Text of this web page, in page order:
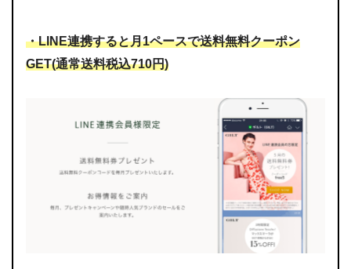
・LINE連携すると月1ペースで送料無料クーポン
GET(通常送料税込710円)